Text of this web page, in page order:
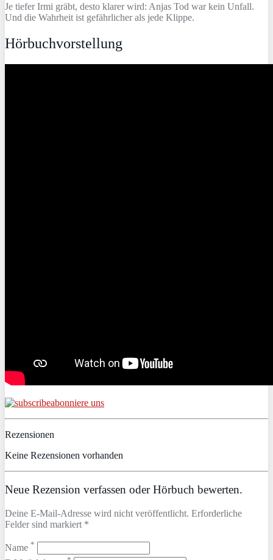
Je tiefer Irmi gräbt, desto klarer wird: Anjas Tod war kein Unfall.
Und die Wahrheit ist gefährlicher als jede Klippe.
Hörbuchvorstellung
abonniere uns
Rezensionen
Keine Rezensionen vorhanden
Neue Rezension verfassen oder Hörbuch bewerten.
Deine E-Mail-Adresse wird nicht veröffentlicht. Erforderliche
Felder sind markiert *
Name *